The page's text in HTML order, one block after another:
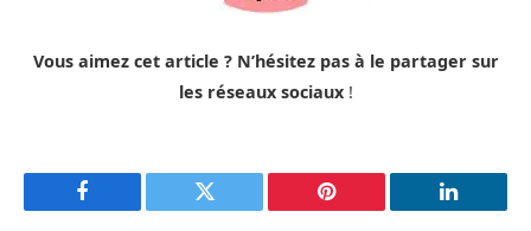
Vous aimez cet article ? N’hésitez pas à le partager sur
les réseaux sociaux!
Facebook Twitter Pinterest LinkedIn